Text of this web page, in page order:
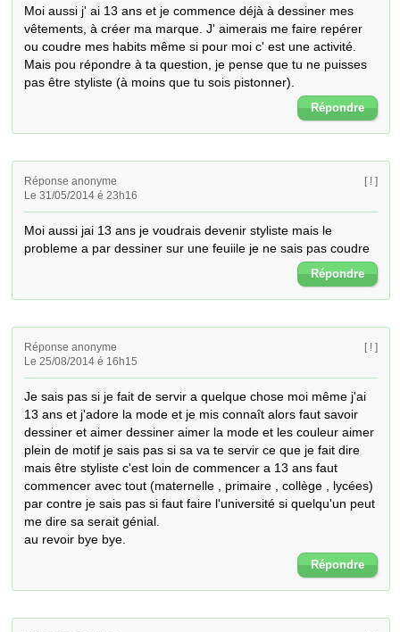
Moi aussi j' ai 13 ans et je commence déjà à dessiner mes
vêtements, à créer ma marque. J' aimerais me faire repérer
ou coudre mes habits même si pour moi c' est une activité.
Mais pou répondre à ta question, je pense que tu ne puisses
pas être styliste (à moins que tu sois pistonner).
Répondre
Réponse anonyme
Le 31/05/2014 é 23h16
[ ! ]
Moi aussi jai 13 ans je voudrais devenir styliste mais le
probleme a par dessiner sur une feuiile je ne sais pas coudre
Répondre
Réponse anonyme
Le 25/08/2014 é 16h15
[ ! ]
Je sais pas si je fait de servir a quelque chose moi même j'ai
13 ans et j'adore la mode et je mis connaît alors faut savoir
dessiner et aimer dessiner aimer la mode et les couleur aimer
plein de motif je sais pas si sa va te servir ce que je fait dire
mais être styliste c'est loin de commencer a 13 ans faut
commencer avec tout (maternelle , primaire , collège , lycées)
par contre je sais pas si faut faire l'université si quelqu'un peut
me dire sa serait génial.
au revoir bye bye.
Répondre